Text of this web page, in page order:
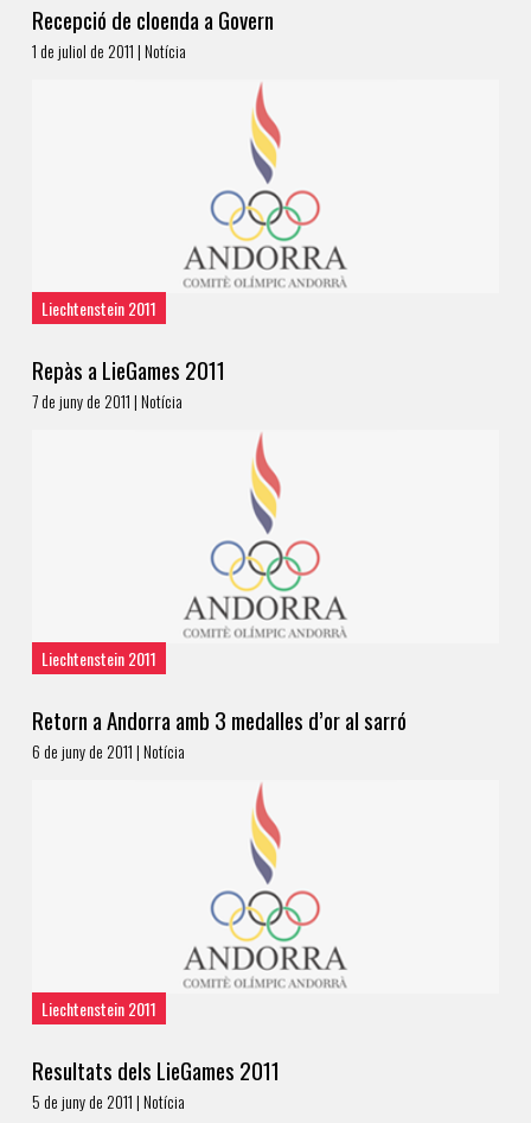
Recepció de cloenda a Govern
1 de juliol de 2011 | Notícia
Liechtenstein 2011
Repàs a LieGames 2011
7 de juny de 2011 | Notícia
Liechtenstein 2011
Retorn a Andorra amb 3 medalles d’or al sarró
6 de juny de 2011 | Notícia
Liechtenstein 2011
Resultats dels LieGames 2011
5 de juny de 2011 | Notícia